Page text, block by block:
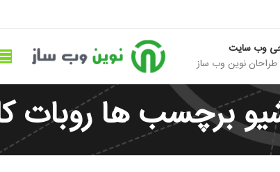
وب سایت
طراحان نوین وب ساز
برچسب ها روبات